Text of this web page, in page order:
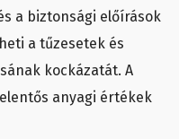
a biztonsági előírások
a tűzesetek és
kockázatát. A
anyagi értékek